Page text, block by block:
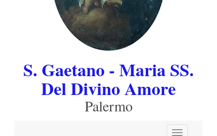
S. Gaetano - Maria SS.
Del Divino Amore
Palermo